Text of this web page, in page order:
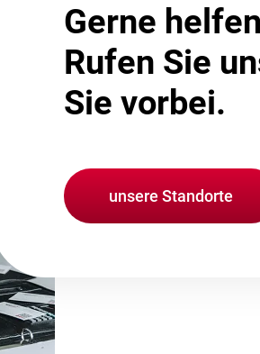
Gerne
Rufen Sie
Sie vorbei.
unsere Standorte